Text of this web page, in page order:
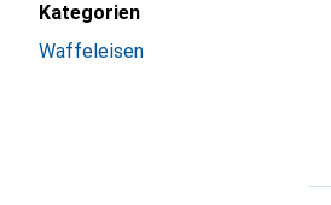
Kategorien
Waffeleisen